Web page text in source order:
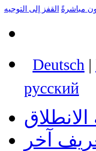
مباشرةً القفز إلى التوجيه
Deutsch |
русский
آخر